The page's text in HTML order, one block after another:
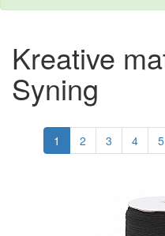
Kreative
Syning
1 2 3 4 5